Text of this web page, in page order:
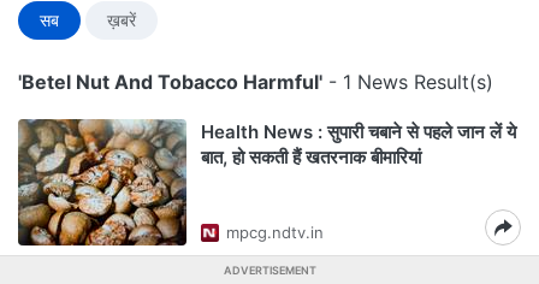
सब ख़बरें
'Betel Nut And Tobacco Harmful' - 1 News Result(s)
Health News : सुपारी चबाने से पहले जान लें ये
बात, हो सकती हैं खतरनाक बीमारियां
mpcg.ndtv.in
ADVERTISEMENT